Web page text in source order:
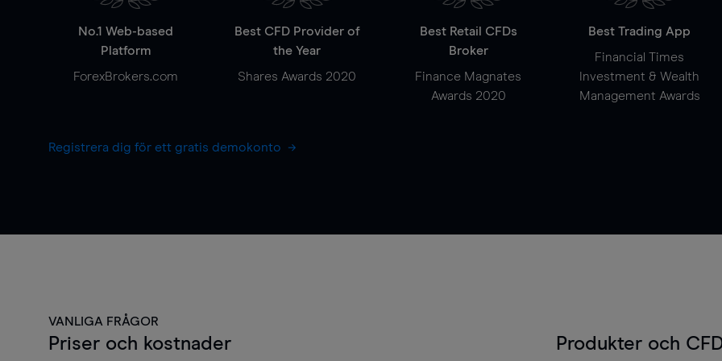
No.1 Web-based
Platform
ForexBrokers.com
Best CFD Provider of
the Year
Shares Awards 2020
Best Retail CFDs
Broker
Finance Magnates
Awards 2020
Best Trading App
Financial Times
Investment & Wealth
Management Awards
Registrera dig för ett gratis demokonto
VANLIGA FRÅGOR
Priser och kostnader Produkter och